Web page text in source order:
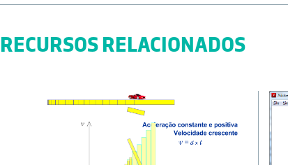
RECURSOS RELACIONADOS